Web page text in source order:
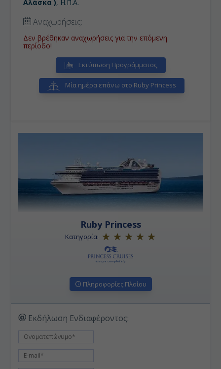
Αλάσκα ), Η.Π.Α.
Αναχωρήσεις:
Δεν βρέθηκαν αναχωρήσεις για την επόμενη
περίοδο!
Εκτύπωση Προγράμματος
Μία ημέρα επάνω στο Ruby Princess
Ruby Princess
Κατηγορία:
Πληροφορίες Πλοίου
Εκδήλωση Ενδιαφέροντος: